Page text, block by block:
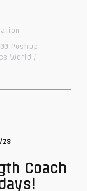
Pushup
World
28
Coach